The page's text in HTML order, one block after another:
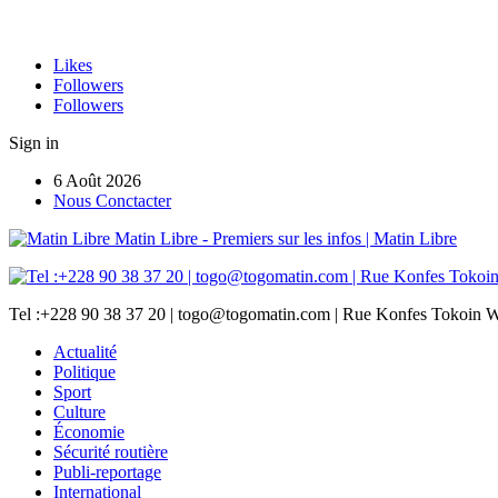
Likes
Followers
Followers
Sign in
6 Août 2026
Nous Conctacter
Matin Libre - Premiers sur les infos | Matin Libre
Tel :+228 90 38 37 20 | togo@togomatin.com | Rue Konfes Tokoin
Actualité
Politique
Sport
Culture
Économie
Sécurité routière
Publi-reportage
International